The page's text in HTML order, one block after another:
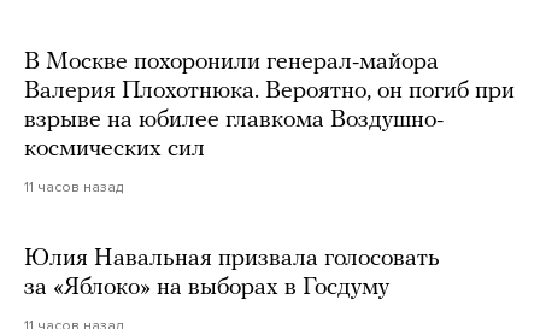
В Москве похоронили генерал-майора
Валерия Плохотнюка. Вероятно, он погиб при
взрыве на юбилее главкома Воздушно-
космических сил
11 часов назад
Юлия Навальная призвала голосовать
за «Яблоко» на выборах в Госдуму
11 часов назад